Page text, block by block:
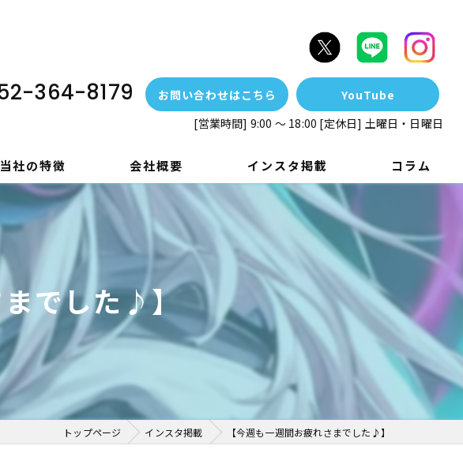
364-8179 お問い合わせはこちら
YouTube
[営業時間] 9:00 ～ 18:00 [定休日] 土曜日・日曜日
当社の特徴
コン
支援
編集
制作
会社概要 インスタ掲載 コラム
までした♪】
トップページ インスタ掲載 【今週も一週間お疲れさまでした♪】